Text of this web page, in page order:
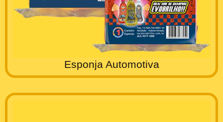
Esponja Automotiva